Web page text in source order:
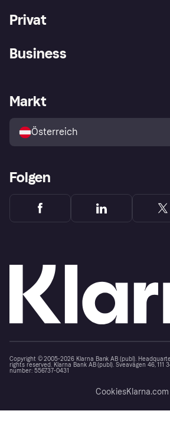
Privat
Shops entdecken
Business
Händlerportal
Markt
Österreich
Folgen
Copyright © 2005-2026 Klarna Bank AB (publ).
rights reserved. Klarna Bank AB (publ). Sveavägen 46, 111
number: 556737-0431
CookiesKlarna.com